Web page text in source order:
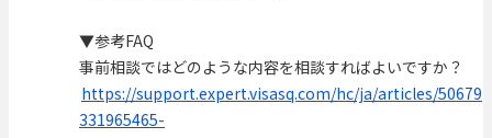
▼参考FAQ
事前相談ではどのような内容を相談すればよいですか？
https://support.expert.visasq.com/hc/ja/articles/50679
331965465-